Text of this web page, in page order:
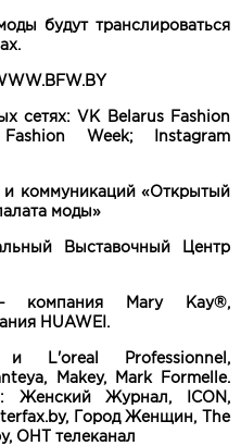
будут транслироваться
сетях: VK Belarus Fashion
Week; Instagram
и коммуникаций «Открытый
моды»
Выставочный Центр
компания Mary Kay®,
HUAWEI.
и L'oreal Professionnel,
Makey, Mark Formelle.
Женский Журнал, ICON,
Город Женщин, The
ОНТ телеканал